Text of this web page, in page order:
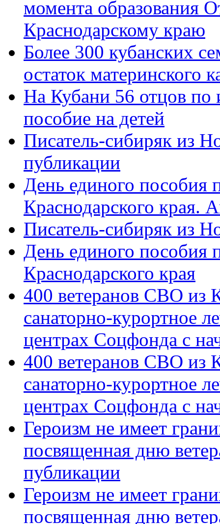
момента образования
Краснодарскому краю
Более 300 кубанских
остаток материнского
На Кубани 56 отцов по
пособие на детей
Писатель-сибиряк из
публикации
День единого пособия
Краснодарского края.
Писатель-сибиряк из
День единого пособия
Краснодарского края
400 ветеранов СВО из
санаторно-курортное
центрах Соцфонда с
400 ветеранов СВО из
санаторно-курортное
центрах Соцфонда с
Героизм не имеет
посвященная дню
публикации
Героизм не имеет
посвященная дню